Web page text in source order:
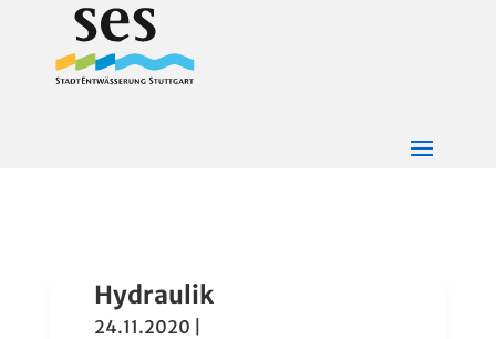
Hydraulik
24.11.2020